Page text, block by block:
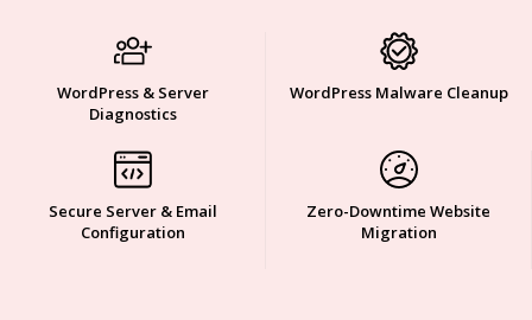
WordPress Malware Cleanup
WordPress & Server
Diagnostics
Zero-Downtime Website
Migration
Secure Server & Email
Configuration